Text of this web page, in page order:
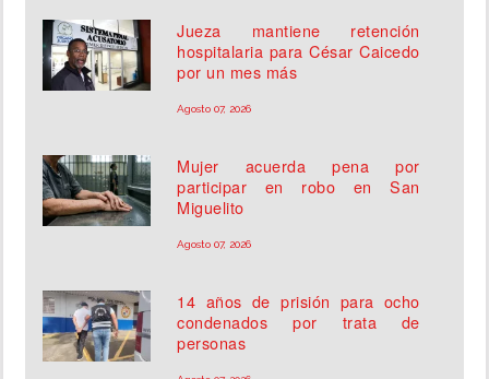
Jueza mantiene retención
hospitalaria para César Caicedo
por un mes más
Agosto 07, 2026
Mujer acuerda pena por
participar en robo en San
Miguelito
Agosto 07, 2026
14 años de prisión para ocho
condenados por trata de
personas